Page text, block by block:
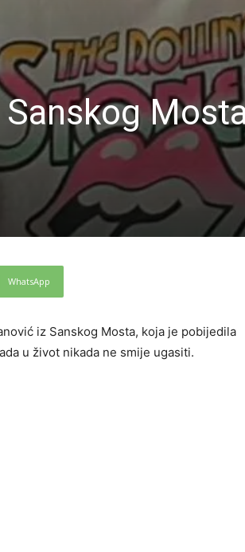
WhatsApp
iz Sanskog Mosta, koja je pobijedila
u život nikada ne smije ugasiti.